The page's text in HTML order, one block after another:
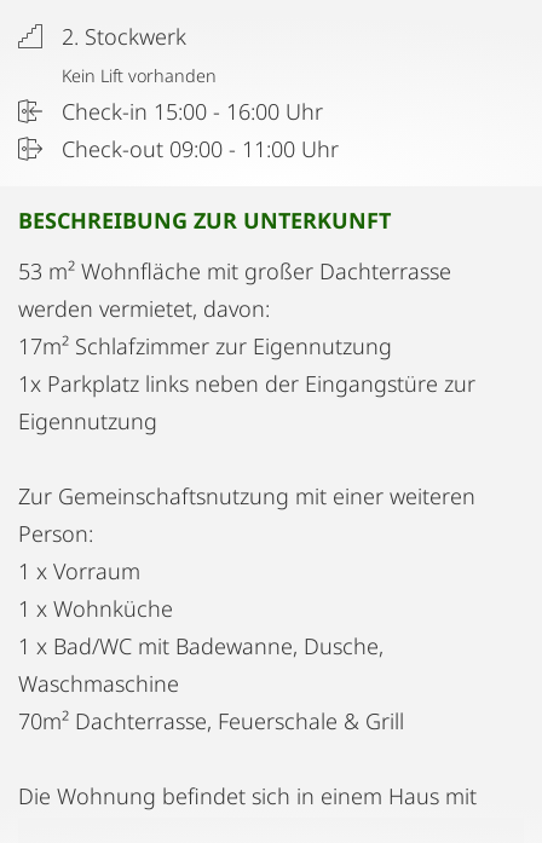
2. Stockwerk
Kein Lift vorhanden
Check-in 15:00 - 16:00 Uhr
Check-out 09:00 - 11:00 Uhr
BESCHREIBUNG ZUR UNTERKUNFT
53 m² Wohnfläche mit großer Dachterrasse
werden vermietet, davon:
17m² Schlafzimmer zur Eigennutzung
1x Parkplatz links neben der Eingangstüre zur
Eigennutzung
Zur Gemeinschaftsnutzung mit einer weiteren
Person:
1 x Vorraum
1 x Wohnküche
1 x Bad/WC mit Badewanne, Dusche,
Waschmaschine
70m² Dachterrasse, Feuerschale & Grill
Die Wohnung befindet sich in einem Haus mit